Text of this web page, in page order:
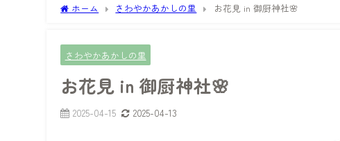
ホーム さわやかあかしの里 お花見 in 御厨神社🌸
さわやかあかしの里
お花見 in 御厨神社🌸
2025-04-15 2025-04-13